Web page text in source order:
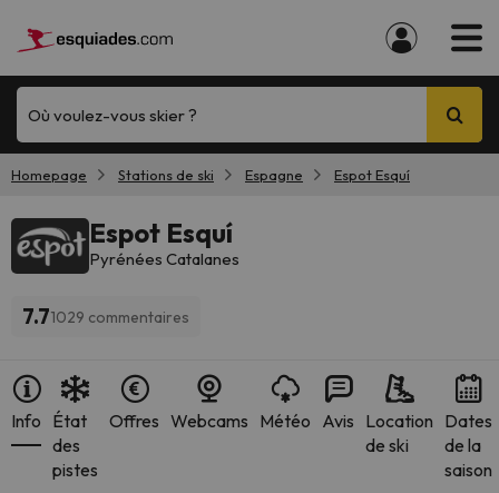
Où voulez-vous skier ?
Homepage Stations de ski Espagne Espot Esquí
Espot Esquí
Pyrénées Catalanes
7.71029 commentaires
Info État
des
pistes
Offres Webcams Météo Avis Location
de ski
Dates
de la
saison